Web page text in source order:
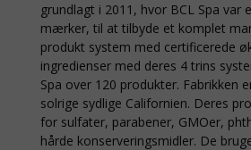
grundlagt i 2011, hvor BCL Spa var
mærker, til at tilbyde et komplet
produkt system med certificerede
ingredienser med deres 4 trins
Spa over 120 produkter. Fabrikken
solrige sydlige Californien. Deres
for sulfater, parabener, GMOer,
hårde konserveringsmidler. De